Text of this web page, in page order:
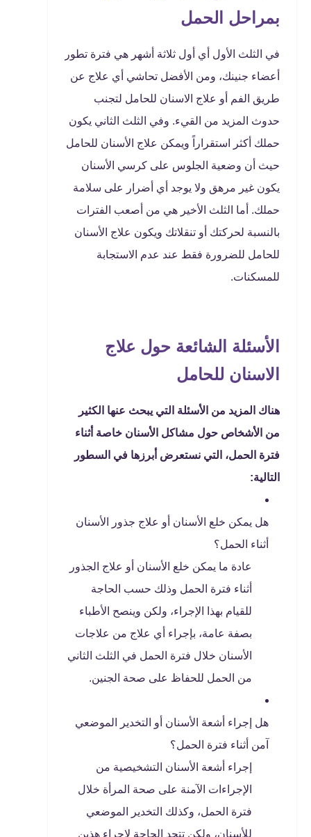
بمراحل الحمل
في الثلث الأول أي أول ثلاثة أشهر هي فترة تطور
أعضاء جنينك، ومن الأفضل تحاشي أي علاج عن
طريق الفم أو علاج الاسنان للحامل لتجنب
حدوث المزيد من القيء. وفي الثلث الثاني يكون
حملك أكثر استقراراً ويمكن علاج الأسنان للحامل
حيث أن وضعية الجلوس على كرسي الأسنان
يكون غير مرهق ولا يوجد أي أضرار على سلامة
حملك. أما الثلث الأخير هي من أصعب الفترات
بالنسبة لحركتك أو تنقلاتك ويكون علاج الأسنان
للحامل للضرورة فقط عند عدم الاستجابة
للمسكنات.
الأسئلة الشائعة حول علاج
الاسنان للحامل
هناك المزيد من الأسئلة التي يبحث عنها الكثير
من الأشخاص حول مشاكل الأسنان خاصة أثناء
فترة الحمل، التي نستعرض أبرزها في السطور
التالية:
هل يمكن خلع الأسنان أو علاج جذور الأسنان
أثناء الحمل؟
عادة ما يمكن خلع الأسنان أو علاج الجذور
أثناء فترة الحمل وذلك حسب الحاجة
للقيام بهذا الإجراء، ولكن وينصح الأطباء
بصفة عامة، بإجراء أي علاج من علاجات
الأسنان خلال فترة الحمل في الثلث الثاني
من الحمل للحفاظ على صحة الجنين.
هل إجراء أشعة الأسنان أو التخدير الموضعي
آمن أثناء فترة الحمل؟
إجراء أشعة الأسنان التشخيصية من
الإجراءات الآمنة على صحة المرأة خلال
فترة الحمل، وكذلك التخدير الموضعي
للأسنان، ولكن تتحد الحاجة لإجراء هذين